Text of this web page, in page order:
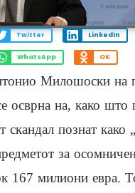
Twitter LinkedIn
WhatsApp OK
Милошоски на
осврна на, како што
скандал познат како
за
167 милиони евра.